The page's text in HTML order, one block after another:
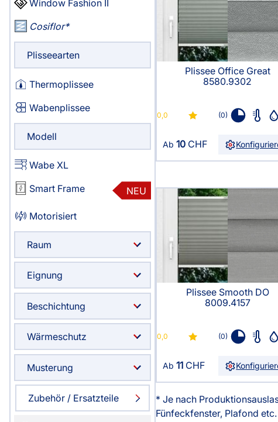
Haben Sie Fragen?
044 552 07 51
Montag - Freitag: 08:00 - 19:00 Uhr
Ausgenommen:
09:00 - 09:30 / 13:00 - 13:30
Live Chat
support@swissplissees.ch
Window Fashion II
Cosiflor
Plisseearten
Thermoplissee
Wabenplissee
Modell
Wabe XL
Smart Frame
NEU
Motorisiert
Raum
Eignung
Beschichtung
Wärmeschutz
Musterung
Zubehör / Ersatzteile
Plissee Office Great
8580.9302
0,0 (0)
Ab 10 CHF
Plissee Smooth DO
8009.4157
0,0 (0)
Ab 11 CHF
* Je nach
Fünfeckfenster, Plafond